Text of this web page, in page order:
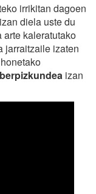
irrikitan dagoen
diela uste du
arte kaleratutako
jarraitzaile izaten
izan